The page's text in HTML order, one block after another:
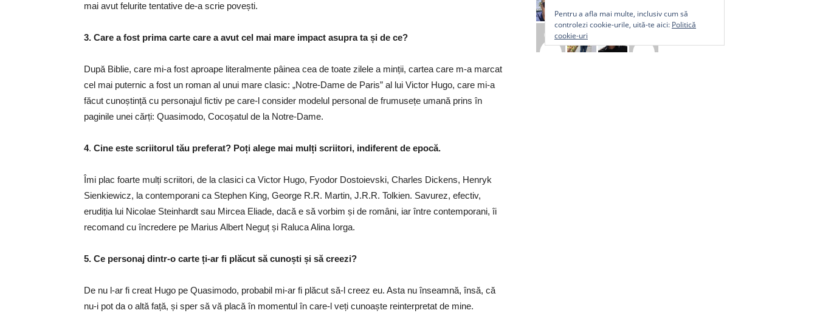
mai avut felurite tentative de-a scrie povești.
3. Care a fost prima carte care a avut cel mai mare impact asupra ta și de ce?
După Biblie, care mi-a fost aproape literalmente pâinea cea de toate zilele a minții, cartea care m-a marcat
cel mai puternic a fost un roman al unui mare clasic: „Notre-Dame de Paris” al lui Victor Hugo, care mi-a
făcut cunoștință cu personajul fictiv pe care-l consider modelul personal de frumusețe umană prins în
paginile unei cărți: Quasimodo, Cocoșatul de la Notre-Dame.
4. Cine este scriitorul tău preferat? Poți alege mai mulți scriitori, indiferent de epocă.
Îmi plac foarte mulți scriitori, de la clasici ca Victor Hugo, Fyodor Dostoievski, Charles Dickens, Henryk
Sienkiewicz, la contemporani ca Stephen King, George R.R. Martin, J.R.R. Tolkien. Savurez, efectiv,
erudiția lui Nicolae Steinhardt sau Mircea Eliade, dacă e să vorbim și de români, iar între contemporani, îi
recomand cu încredere pe Marius Albert Neguț și Raluca Alina Iorga.
5. Ce personaj dintr-o carte ți-ar fi plăcut să cunoști și să creezi?
De nu l-ar fi creat Hugo pe Quasimodo, probabil mi-ar fi plăcut să-l creez eu. Asta nu înseamnă, însă, că
nu-i pot da o altă față, și sper să vă placă în momentul în care-l veți cunoaște reinterpretat de mine.
Pentru a afla mai multe, inclusiv cum să
controlezi cookie-urile, uită-te aici: Politică
cookie-uri